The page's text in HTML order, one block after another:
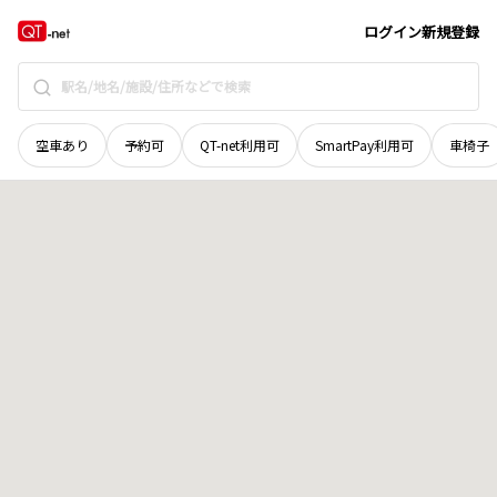
ログイン新規登録
空車あり 予約可 QT-net利用可 SmartPay利用可 車椅子
宮城県